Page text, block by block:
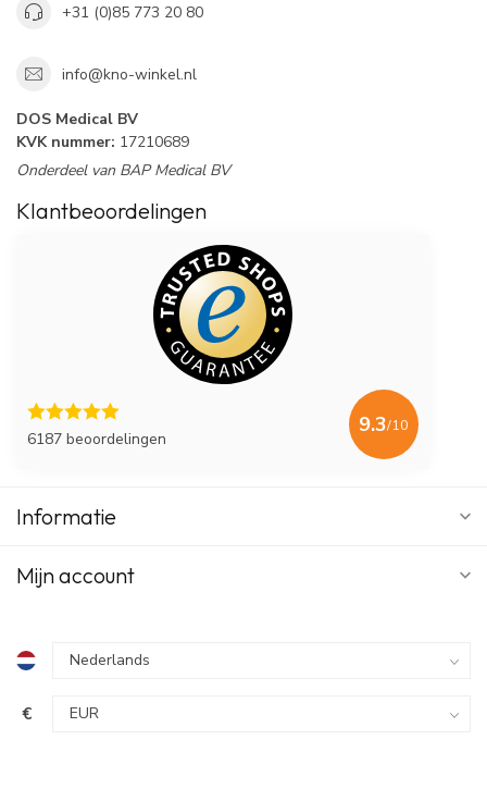
+31 (0)85 773 20 80
info@kno-winkel.nl
DOS Medical BV
KVK nummer: 17210689
Onderdeel van BAP Medical BV
Klantbeoordelingen
6187 beoordelingen
9.3/10
Informatie
Mijn account
€